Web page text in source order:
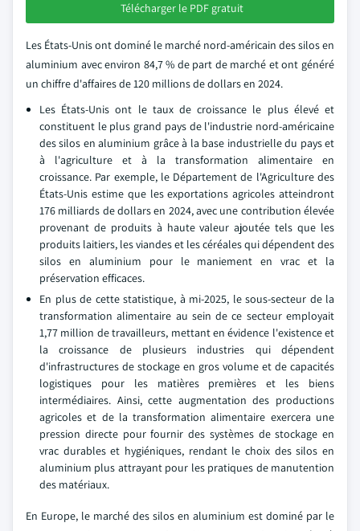
Télécharger le PDF gratuit
Les États-Unis ont dominé le marché nord-américain des silos en
aluminium avec environ 84,7 % de part de marché et ont généré
un chiffre d'affaires de 120 millions de dollars en 2024.
Les États-Unis ont le taux de croissance le plus élevé et
constituent le plus grand pays de l'industrie nord-américaine
des silos en aluminium grâce à la base industrielle du pays et
à l'agriculture et à la transformation alimentaire en
croissance. Par exemple, le Département de l'Agriculture des
États-Unis estime que les exportations agricoles atteindront
176 milliards de dollars en 2024, avec une contribution élevée
provenant de produits à haute valeur ajoutée tels que les
produits laitiers, les viandes et les céréales qui dépendent des
silos en aluminium pour le maniement en vrac et la
préservation efficaces.
En plus de cette statistique, à mi-2025, le sous-secteur de la
transformation alimentaire au sein de ce secteur employait
1,77 million de travailleurs, mettant en évidence l'existence et
la croissance de plusieurs industries qui dépendent
d'infrastructures de stockage en gros volume et de capacités
logistiques pour les matières premières et les biens
intermédiaires. Ainsi, cette augmentation des productions
agricoles et de la transformation alimentaire exercera une
pression directe pour fournir des systèmes de stockage en
vrac durables et hygiéniques, rendant le choix des silos en
aluminium plus attrayant pour les pratiques de manutention
des matériaux.
En Europe, le marché des silos en aluminium est dominé par le